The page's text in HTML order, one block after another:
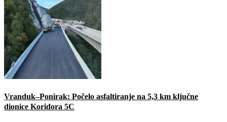
Vranduk–Ponirak: Počelo asfaltiranje na 5,3 km ključne
dionice Koridora 5C